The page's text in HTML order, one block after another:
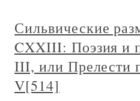
Сильвические
CXXIII: Поэзия и
III, или Прелести
V[514]